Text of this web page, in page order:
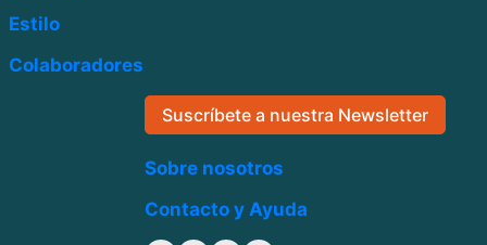
Estilo
Colaboradores
Suscríbete a nuestra Newsletter
Sobre nosotros
Contacto y Ayuda